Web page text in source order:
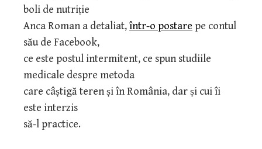
boli de nutriție
Anca Roman a detaliat,într-o postare pe contul
său de Facebook,
ce este postul intermitent, ce spun studiile
medicale despre metoda
care câștigă teren și în România, dar și cui îi
este interzis
să-l practice.